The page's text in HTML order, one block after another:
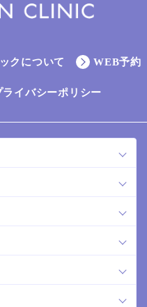
クについて WEB予約
ライバシーポリシー